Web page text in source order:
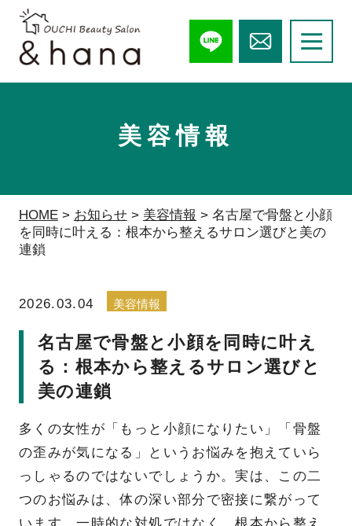
美容情報
HOME> お知らせ> 美容情報 > 名古屋で骨盤と小顔
を同時に叶える：根本から整えるサロン選びと美の
連鎖
2026.03.04 美容情報
名古屋で骨盤と小顔を同時に叶え
る：根本から整えるサロン選びと
美の連鎖
多くの女性が「もっと小顔になりたい」「骨盤
の歪みが気になる」というお悩みを抱えていら
っしゃるのではないでしょうか。実は、この二
つのお悩みは、体の深い部分で密接に繋がって